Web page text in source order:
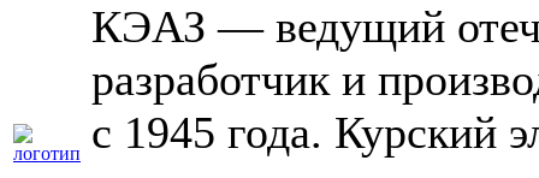
КЭАЗ — ведущий
разработчик и
с 1945 года. Курский